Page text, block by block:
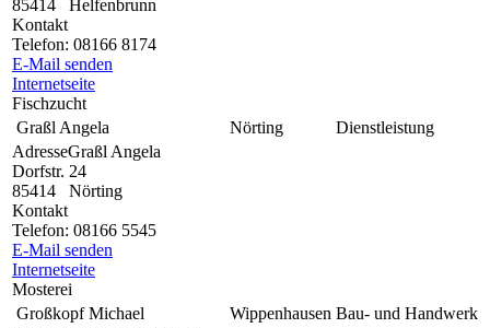
85414
Helfenbrunn
Kontakt
Telefon: 08166 8174
E-Mail senden
Internetseite
Fischzucht
Graßl Angela
Nörting
Dienstleistung
AdresseGraßl Angela
Dorfstr. 24
85414
Nörting
Kontakt
Telefon: 08166 5545
E-Mail senden
Internetseite
Mosterei
Großkopf Michael
Wippenhausen Bau- und Handwerk